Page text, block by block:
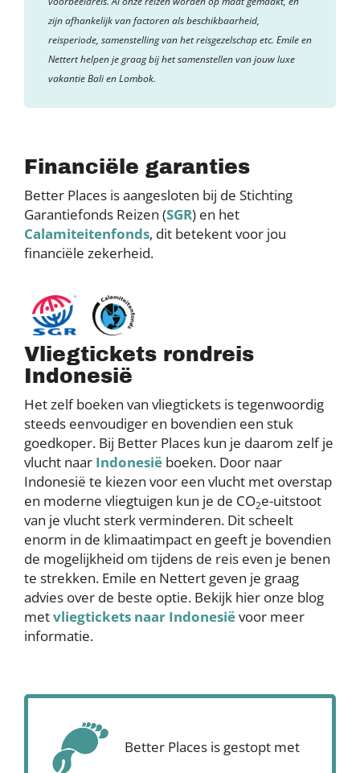
zijn afhankelijk van factoren als beschikbaarheid,
reisperiode, samenstelling van het reisgezelschap etc. Emile en
Nettert helpen je graag bij het samenstellen van jouw luxe
vakantie Bali en Lombok.
Financiële garanties
Better Places is aangesloten bij de Stichting
Garantiefonds Reizen (SGR) en het
Calamiteitenfonds, dit betekent voor jou
financiële zekerheid.
Vliegtickets rondreis
Indonesië
Het zelf boeken van vliegtickets is tegenwoordig
steeds eenvoudiger en bovendien een stuk
goedkoper. Bij Better Places kun je daarom zelf je
vlucht naar Indonesië boeken. Door naar
Indonesië te kiezen voor een vlucht met overstap
en moderne vliegtuigen kun je de CO2e-uitstoot
van je vlucht sterk verminderen. Dit scheelt
enorm in de klimaatimpact en geeft je bovendien
de mogelijkheid om tijdens de reis even je benen
te strekken. Emile en Nettert geven je graag
advies over de beste optie. Bekijk hier onze blog
metvliegtickets naar Indonesiëvoor meer
informatie.
Better Places is gestopt met